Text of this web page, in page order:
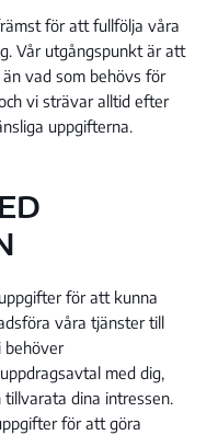
för att fullfölja våra
Vår utgångspunkt är att
vad som behövs för
vi strävar alltid efter
uppgifterna.
för att kunna
våra tjänster till
behöver
med dig,
dina intressen.
för att göra